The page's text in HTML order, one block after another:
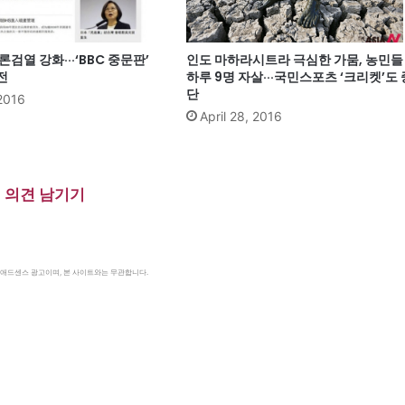
검열 강화···‘BBC 중문판’
인도 마하라시트라 극심한 가뭄, 농민들
하루 9명 자살···국민스포츠 ‘크리켓’도
단
April 28, 2016
의견 남기기
드센스 광고이며, 본 사이트와는 무관합니다.